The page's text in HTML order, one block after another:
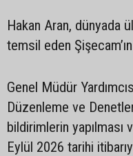
Hakan Aran, dünyada
temsil eden
Genel Müdür
Düzenleme ve
bildirimlerin yapılması
Eylül 2026 tarihi